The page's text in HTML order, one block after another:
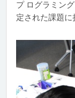
プ ログラミン
定された課題に